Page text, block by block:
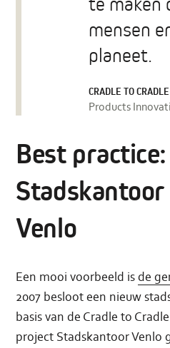
mensen
planeet.
CRADLE TO CRADLE
Products
Best practice:
Venlo
Een mooi voorbeeld isde
2007 besloot een nieuw
basis van de Cradle to
project Stadskantoor Venlo